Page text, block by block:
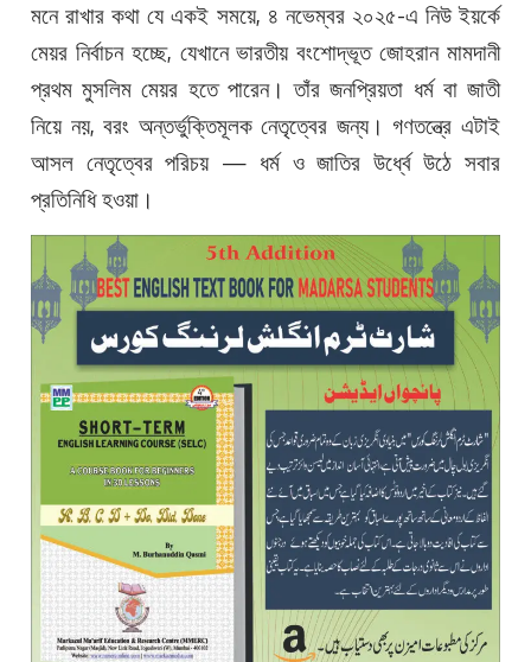
মনে রাখার কথা যে একই সময়ে, ৪ নভেম্বর ২০২৫-এ নিউ ইয়র্কে
মেয়র নির্বাচন হচ্ছে, যেখানে ভারতীয় বংশোদ্ভূত জোহরান মামদানী
প্রথম মুসলিম মেয়র হতে পারেন। তাঁর জনপ্রিয়তা ধর্ম বা জাতী
নিয়ে নয়, বরং অন্তর্ভুক্তিমূলক নেতৃত্বের জন্য। গণতন্ত্রে এটাই
আসল নেতৃত্বের পরিচয় — ধর্ম ও জাতির উর্ধ্বে উঠে সবার
প্রতিনিধি হওয়া।